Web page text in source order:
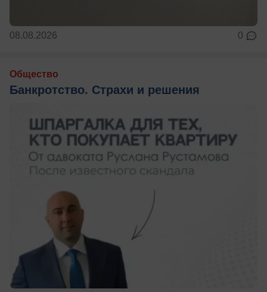
08.08.2026 0
Общество
Банкротство. Страхи и решения